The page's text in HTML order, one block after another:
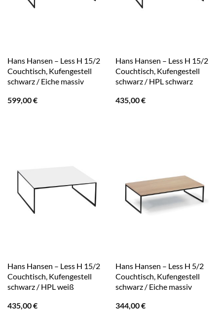
Hans Hansen – Less H 15/2
Couchtisch, Kufengestell
schwarz / Eiche massiv
599,00€
Hans Hansen – Less H 15/2
Couchtisch, Kufengestell
schwarz / HPL schwarz
435,00€
Hans Hansen – Less H 15/2
Couchtisch, Kufengestell
schwarz / HPL weiß
435,00€
Hans Hansen – Less H 5/2
Couchtisch, Kufengestell
schwarz / Eiche massiv
344,00€